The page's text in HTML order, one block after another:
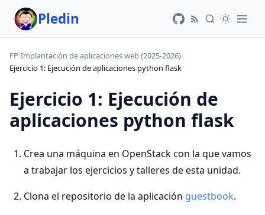
Pledin
FP›Implantación de aplicaciones web (2025-2026)›
Ejercicio 1: Ejecución de aplicaciones python flask
Ejercicio 1: Ejecución de
aplicaciones python flask
Crea una máquina en OpenStack con la que vamos
a trabajar los ejercicios y talleres de esta unidad.
Clona el repositorio de la aplicación guestbook.